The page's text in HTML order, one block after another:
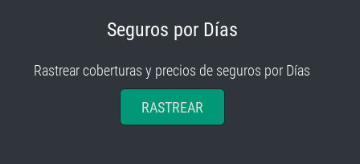
Rastrear coberturas y precios de seguros por Días
RASTREAR